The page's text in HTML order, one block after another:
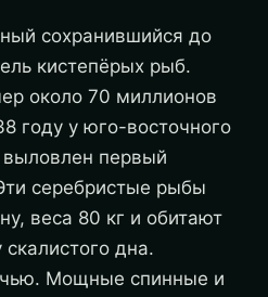
сохранившийся до
кистепёрых рыб.
около 70 миллионов
году у юго-восточного
первый
серебристые рыбы
веса 80 кг и обитают
дна.
Мощные спинные и